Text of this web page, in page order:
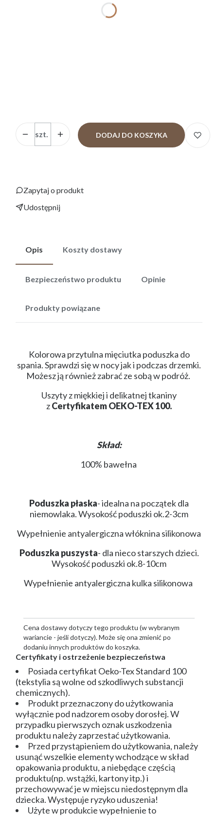
Ilość
szt.
DODAJ DO KOSZYKA
Zapytaj o produkt
Udostępnij
Opis Koszty dostawy
Bezpieczeństwo produktu Opinie
Produkty powiązane
Kolorowa przytulna mięciutka poduszka do
spania. Sprawdzi się w nocy jak i podczas drzemki.
Możesz ją również zabrać ze sobą w podróż.
Uszyty z miękkiej i delikatnej tkaniny
zCertyfikatem OEKO-TEX 100.
Skład:
100% bawełna
Poduszka płaska- idealna na początek dla
niemowlaka. Wysokość poduszki ok.2-3cm
Wypełnienie antyalergiczna włóknina silikonowa
Poduszka puszysta- dla nieco starszych dzieci.
Wysokość poduszki ok.8-10cm
Wypełnienie antyalergiczna kulka silikonowa
Cena dostawy dotyczy tego produktu (w wybranym
wariancie - jeśli dotyczy). Może się ona zmienić po
dodaniu innych produktów do koszyka.
Certyfikaty i ostrzeżenie bezpieczeństwa
Posiada certyfikat Oeko-Tex Standard 100
(tekstylia są wolne od szkodliwych substancji
chemicznych).
Produkt przeznaczony do użytkowania
wyłącznie pod nadzorem osoby dorosłej. W
przypadku pierwszych oznak uszkodzenia
produktu należy zaprzestać użytkowania.
Przed przystąpieniem do użytkowania, należy
usunąć wszelkie elementy wchodzące w skład
opakowania produktu, a niebędące częścią
produktu(np. wstążki, kartony itp.) i
przechowywać je w miejscu niedostępnym dla
dziecka. Występuje ryzyko uduszenia!
Użyte w produkcie wypełnienie to